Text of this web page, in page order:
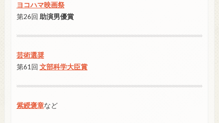
ヨコハマ映画祭
第26回 助演男優賞
芸術選奨
第61回 文部科学大臣賞
紫綬褒章など